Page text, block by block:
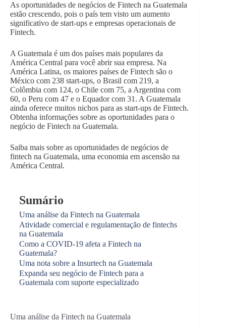
As oportunidades de negócios de Fintech na Guatemala
estão crescendo, pois o país tem visto um aumento
significativo de start-ups e empresas operacionais de
Fintech.
A Guatemala é um dos países mais populares da
América Central para você abrir sua empresa. Na
América Latina, os maiores países de Fintech são o
México com 238 start-ups, o Brasil com 219, a
Colômbia com 124, o Chile com 75, a Argentina com
60, o Peru com 47 e o Equador com 31. A Guatemala
ainda oferece muitos nichos para as start-ups de Fintech.
Obtenha informações sobre as oportunidades para o
negócio de Fintech na Guatemala.
Saiba mais sobre as oportunidades de negócios de
fintech na Guatemala, uma economia em ascensão na
América Central.
Sumário
Uma análise da Fintech na Guatemala
Atividade comercial e regulamentação de fintechs
na Guatemala
Como a COVID-19 afeta a Fintech na
Guatemala?
Uma nota sobre a Insurtech na Guatemala
Expanda seu negócio de Fintech para a
Guatemala com suporte especializado
Uma análise da Fintech na Guatemala